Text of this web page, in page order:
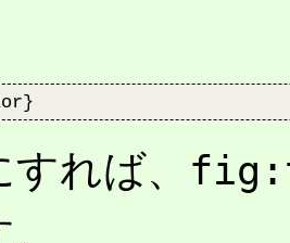
れば、